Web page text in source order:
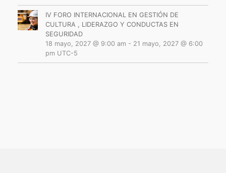
IV FORO INTERNACIONAL EN GESTIÓN DE
CULTURA , LIDERAZGO Y CONDUCTAS EN
SEGURIDAD
18 mayo, 2027 @ 9:00 am - 21 mayo, 2027 @ 6:00
pm UTC-5